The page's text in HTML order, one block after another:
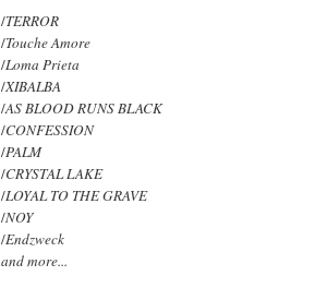
/TERROR
/Touche Amore
/Loma Prieta
/XIBALBA
/AS BLOOD RUNS BLACK
/CONFESSION
/PALM
/CRYSTAL LAKE
/LOYAL TO THE GRAVE
/NOY
/Endzweck
and more...